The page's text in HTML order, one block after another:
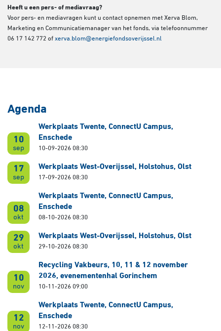
Heeft u een pers- of mediavraag?
Voor pers- en mediavragen kunt u contact opnemen met Xerva Blom,
Marketing en Communicatiemanager van het fonds, via telefoonnummer
06 17 142 772 of xerva.blom@energiefondsoverijssel.nl
Agenda
10
sep
Werkplaats Twente, ConnectU Campus,
Enschede
10-09-2026 08:30
17
sep
Werkplaats West-Overijssel, Holstohus, Olst
17-09-2026 08:30
08
okt
Werkplaats Twente, ConnectU Campus,
Enschede
08-10-2026 08:30
29
okt
Werkplaats West-Overijssel, Holstohus, Olst
29-10-2026 08:30
10
nov
Recycling Vakbeurs, 10, 11 & 12 november
2026, evenementenhal Gorinchem
10-11-2026 09:00
12
nov
Werkplaats Twente, ConnectU Campus,
Enschede
12-11-2026 08:30